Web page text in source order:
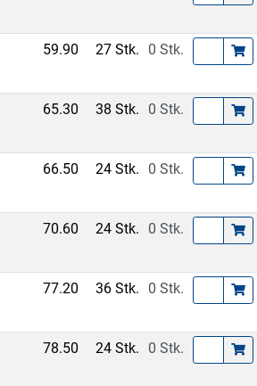
59.90 27 Stk. 0 Stk.
65.30 38 Stk. 0 Stk.
66.50 24 Stk. 0 Stk.
70.60 24 Stk. 0 Stk.
77.20 36 Stk. 0 Stk.
78.50 24 Stk. 0 Stk.